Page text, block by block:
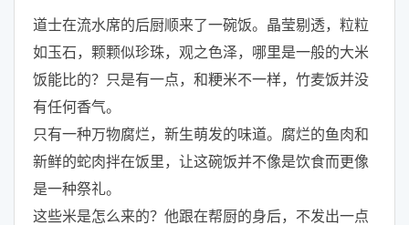
道士在流水席的后厨顺来了一碗饭。晶莹剔透，粒粒
如玉石，颗颗似珍珠，观之色泽，哪里是一般的大米
饭能比的？只是有一点，和粳米不一样，竹麦饭并没
有任何香气。
只有一种万物腐烂，新生萌发的味道。腐烂的鱼肉和
新鲜的蛇肉拌在饭里，让这碗饭并不像是饮食而更像
是一种祭礼。
这些米是怎么来的？他跟在帮厨的身后，不发出一点